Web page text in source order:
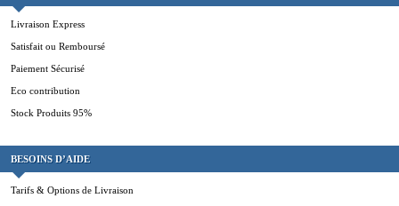
Livraison Express
Satisfait ou Remboursé
Paiement Sécurisé
Eco contribution
Stock Produits 95%
BESOINS D’AIDE
Tarifs & Options de Livraison